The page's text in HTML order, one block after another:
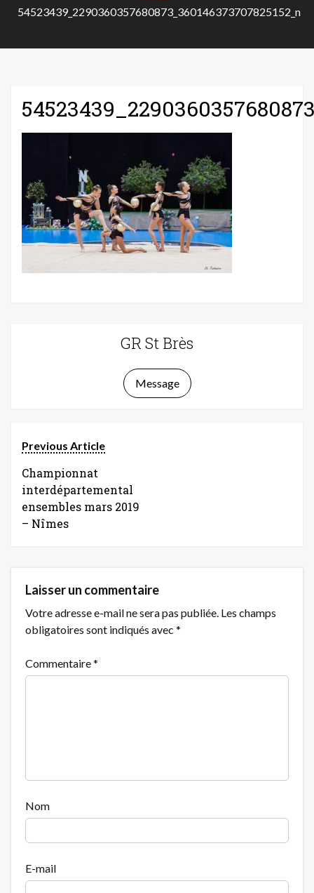
54523439_2290360357680873_360146373707825152_n
GR St Brès
Message
Previous Article
Championnat
interdépartemental
ensembles mars 2019
– Nîmes
Laisser un commentaire
Votre adresse e-mail ne sera pas publiée. Les champs
obligatoires sont indiqués avec *
Commentaire*
Nom
E-mail